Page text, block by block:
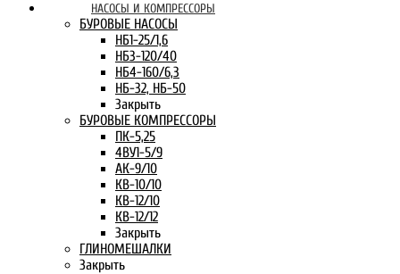
НАСОСЫ И КОМПРЕССОРЫ
БУРОВЫЕ НАСОСЫ
НБ1-25/1,6
НБ3-120/40
НБ4-160/6,3
НБ-32, НБ-50
Закрыть
БУРОВЫЕ КОМПРЕССОРЫ
ПК-5,25
4ВУ1-5/9
АК-9/10
КВ-10/10
КВ-12/10
КВ-12/12
Закрыть
ГЛИНОМЕШАЛКИ
Закрыть